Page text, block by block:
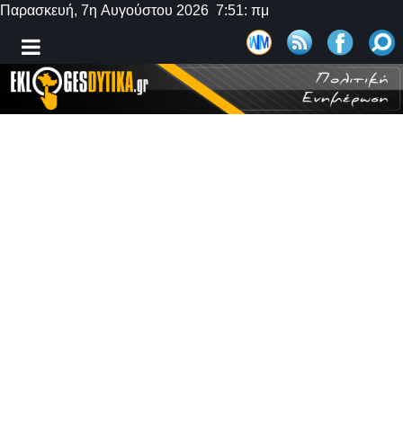
Παρασκευή, 7η Αυγούστου 2026 7:51: πμ